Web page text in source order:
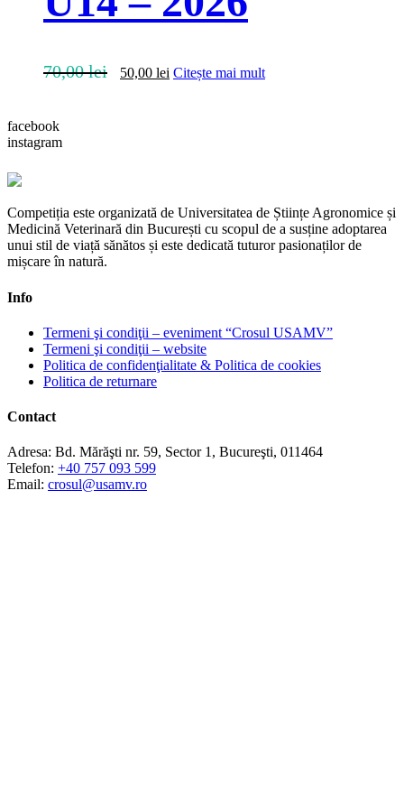
70,00lei
Prețul
inițial
50,00 lei Prețul
curent
Citește mai mult
facebook
instagram
Competiția este organizată de Universitatea de Științe Agronomice și
Medicină Veterinară din București cu scopul de a susține adoptarea
unui stil de viață sănătos și este dedicată tuturor pasionaților de
mișcare în natură.
Info
Termeni şi condiţii – eveniment “Crosul USAMV”
Termeni şi condiţii – website
Politica de confidenţialitate & Politica de cookies
Politica de returnare
Contact
Adresa: Bd. Mărăşti nr. 59, Sector 1, Bucureşti, 011464
Telefon: +40 757 093 599
Email: crosul@usamv.ro